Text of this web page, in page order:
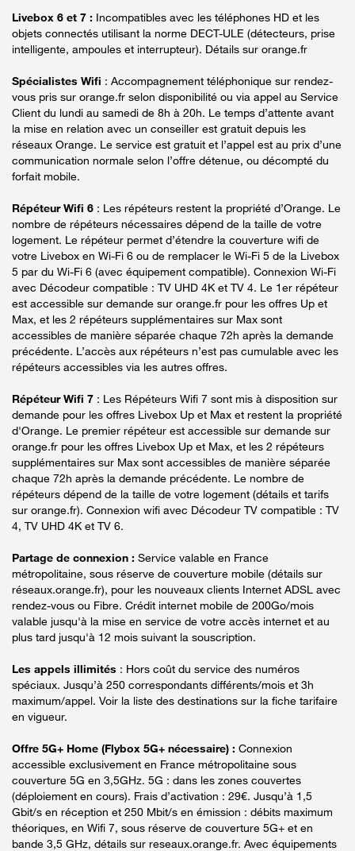
Livebox 6 et 7 : Incompatibles avec les téléphones HD et les
objets connectés utilisant la norme DECT-ULE (détecteurs, prise
intelligente, ampoules et interrupteur). Détails sur orange.fr
Spécialistes Wifi : Accompagnement téléphonique sur rendez-
vous pris sur orange.fr selon disponibilité ou via appel au Service
Client du lundi au samedi de 8h à 20h. Le temps d’attente avant
la mise en relation avec un conseiller est gratuit depuis les
réseaux Orange. Le service est gratuit et l’appel est au prix d’une
communication normale selon l’offre détenue, ou décompté du
forfait mobile.
Répéteur Wifi 6 : Les répéteurs restent la propriété d’Orange. Le
nombre de répéteurs nécessaires dépend de la taille de votre
logement. Le répéteur permet d’étendre la couverture wifi de
votre Livebox en Wi-Fi 6 ou de remplacer le Wi-Fi 5 de la Livebox
5 par du Wi-Fi 6 (avec équipement compatible). Connexion Wi-Fi
avec Décodeur compatible : TV UHD 4K et TV 4. Le 1er répéteur
est accessible sur demande sur orange.fr pour les offres Up et
Max, et les 2 répéteurs supplémentaires sur Max sont
accessibles de manière séparée chaque 72h après la demande
précédente. L’accès aux répéteurs n’est pas cumulable avec les
répéteurs accessibles via les autres offres.
Répéteur Wifi 7 : Les Répéteurs Wifi 7 sont mis à disposition sur
demande pour les offres Livebox Up et Max et restent la propriété
d'Orange. Le premier répéteur est accessible sur demande sur
orange.fr pour les offres Livebox Up et Max, et les 2 répéteurs
supplémentaires sur Max sont accessibles de manière séparée
chaque 72h après la demande précédente. Le nombre de
répéteurs dépend de la taille de votre logement (détails et tarifs
sur orange.fr). Connexion wifi avec Décodeur TV compatible : TV
4, TV UHD 4K et TV 6.
Partage de connexion : Service valable en France
métropolitaine, sous réserve de couverture mobile (détails sur
réseaux.orange.fr), pour les nouveaux clients Internet ADSL avec
rendez-vous ou Fibre. Crédit internet mobile de 200Go/mois
valable jusqu'à la mise en service de votre accès internet et au
plus tard jusqu'à 12 mois suivant la souscription.
Les appels illimités : Hors coût du service des numéros
spéciaux. Jusqu’à 250 correspondants différents/mois et 3h
maximum/appel. Voir la liste des destinations sur la fiche tarifaire
en vigueur.
Offre 5G+ Home (Flybox 5G+ nécessaire) : Connexion
accessible exclusivement en France métropolitaine sous
couverture 5G en 3,5GHz. 5G : dans les zones couvertes
(déploiement en cours). Frais d’activation : 29€. Jusqu’à 1,5
Gbit/s en réception et 250 Mbit/s en émission : débits maximum
théoriques, en Wifi 7, sous réserve de couverture 5G+ et en
bande 3,5 GHz, détails sur reseaux.orange.fr. Avec équipements